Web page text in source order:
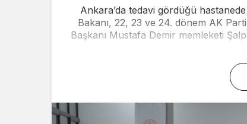
Ankara’da tedavi gördüğü
Bakanı, 22, 23 ve 24. dönem AK
Başkanı Mustafa Demir memleketi